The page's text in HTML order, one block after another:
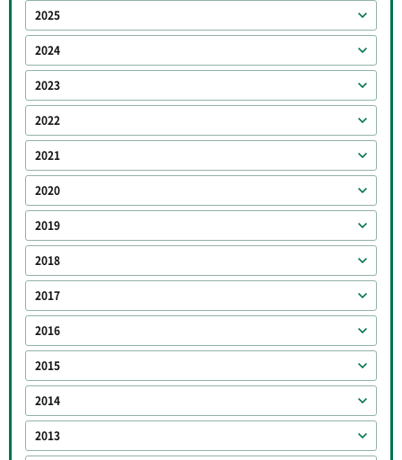
2025
2024
2023
2022
2021
2020
2019
2018
2017
2016
2015
2014
2013